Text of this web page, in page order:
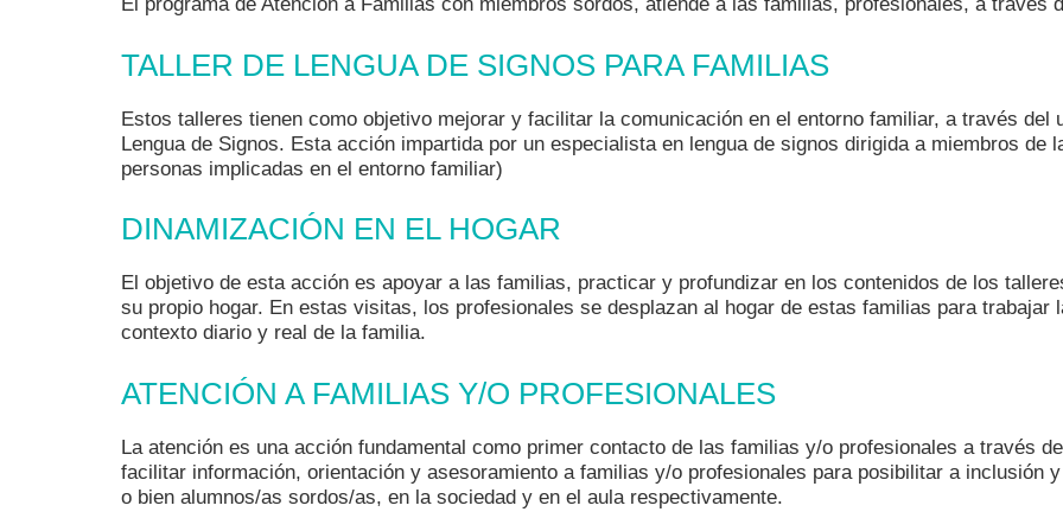
TALLER DE LENGUA DE SIGNOS PARA FAMILIAS
Estos talleres tienen como objetivo mejorar y facilitar la comunicación en el entorno familiar, a través del
Lengua de Signos. Esta acción impartida por un especialista en lengua de signos dirigida a miembros de
personas implicadas en el entorno familiar)
DINAMIZACIÓN EN EL HOGAR
El objetivo de esta acción es apoyar a las familias, practicar y profundizar en los contenidos de los
su propio hogar. En estas visitas, los profesionales se desplazan al hogar de estas familias para trabajar
contexto diario y real de la familia.
ATENCIÓN A FAMILIAS Y/O PROFESIONALES
La atención es una acción fundamental como primer contacto de las familias y/o profesionales a través
facilitar información, orientación y asesoramiento a familias y/o profesionales para posibilitar a inclusión
o bien alumnos/as sordos/as, en la sociedad y en el aula respectivamente.